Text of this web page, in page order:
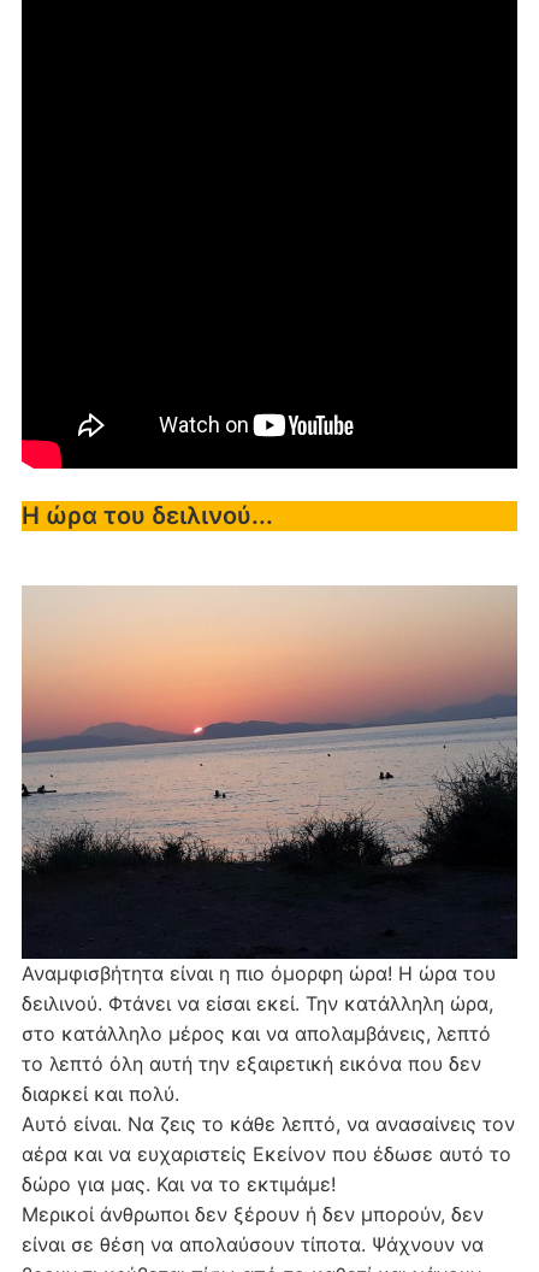
Η ώρα του δειλινού...
Αναμφισβήτητα είναι η πιο όμορφη ώρα! Η ώρα του
δειλινού. Φτάνει να είσαι εκεί. Την κατάλληλη ώρα,
στο κατάλληλο μέρος και να απολαμβάνεις, λεπτό
το λεπτό όλη αυτή την εξαιρετική εικόνα που δεν
διαρκεί και πολύ.
Αυτό είναι. Να ζεις το κάθε λεπτό, να ανασαίνεις τον
αέρα και να ευχαριστείς Εκείνον που έδωσε αυτό το
δώρο για μας. Και να το εκτιμάμε!
Μερικοί άνθρωποι δεν ξέρουν ή δεν μπορούν, δεν
είναι σε θέση να απολαύσουν τίποτα. Ψάχνουν να